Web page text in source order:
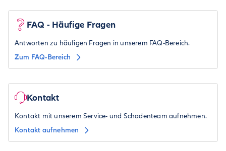
FAQ - Häufige Fragen
Antworten zu häufigen Fragen in unserem FAQ-Bereich.
Zum FAQ-Bereich
Kontakt
Kontakt mit unserem Service- und Schadenteam aufnehmen.
Kontakt aufnehmen